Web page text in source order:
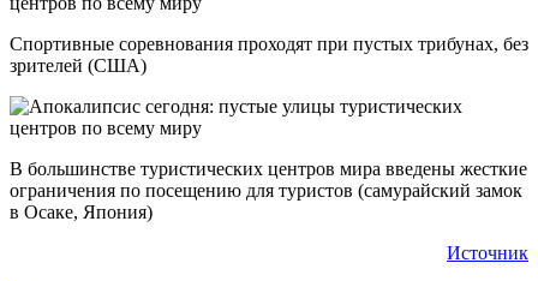
Спортивные соревнования проходят при пустых трибунах, без
зрителей (США)
В большинстве туристических центров мира введены жесткие
ограничения по посещению для туристов (самурайский замок
в Осаке, Япония)
Источник